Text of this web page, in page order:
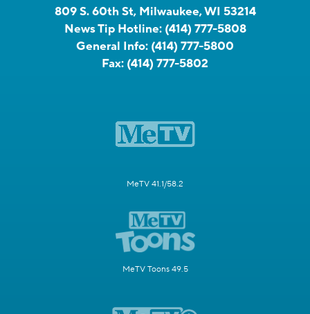
809 S. 60th St, Milwaukee, WI 53214
News Tip Hotline: (414) 777-5808
General Info: (414) 777-5800
Fax: (414) 777-5802
MeTV 41.1/58.2
MeTV Toons 49.5